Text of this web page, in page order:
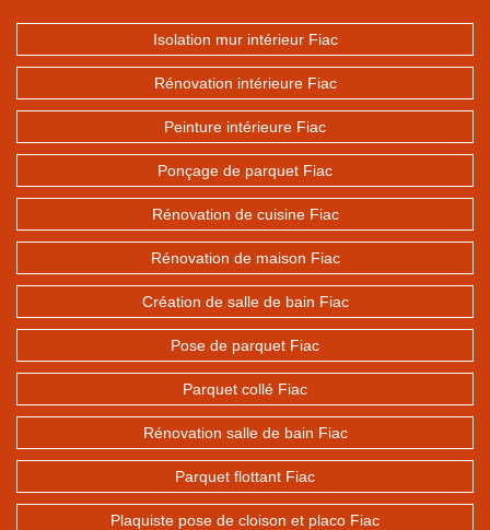
Isolation mur intérieur Fiac
Rénovation intérieure Fiac
Peinture intérieure Fiac
Ponçage de parquet Fiac
Rénovation de cuisine Fiac
Rénovation de maison Fiac
Création de salle de bain Fiac
Pose de parquet Fiac
Parquet collé Fiac
Rénovation salle de bain Fiac
Parquet flottant Fiac
Plaquiste pose de cloison et placo Fiac